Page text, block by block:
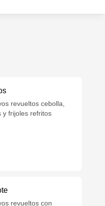
revueltos cebolla,
chiles toreados y frijoles refritos
revueltos con